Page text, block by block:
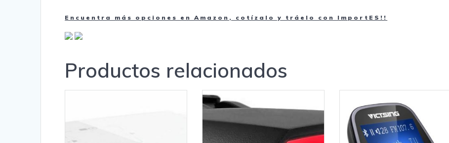
Encuentra más opciones en Amazon, cotízalo y tráelo con ImportES!!
Productos relacionados